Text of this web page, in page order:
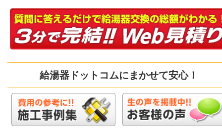
給湯器ドットコムにまかせて安心！